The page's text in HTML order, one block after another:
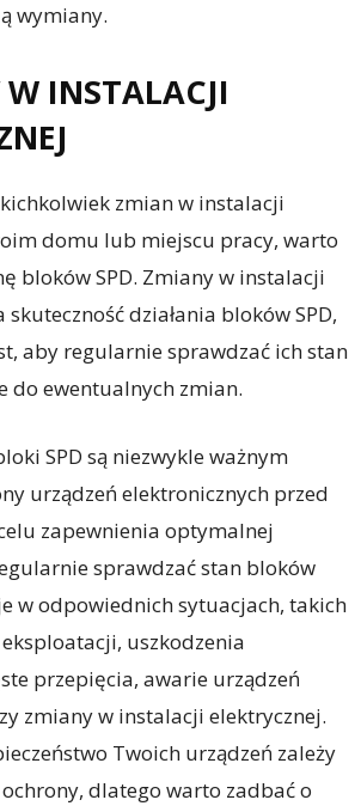
wymiany.
INSTALACJI
zmian w instalacji
domu lub miejscu pracy, warto
bloków SPD. Zmiany w instalacji
skuteczność działania bloków SPD,
aby regularnie sprawdzać ich stan
do ewentualnych zmian.
SPD są niezwykle ważnym
urządzeń elektronicznych przed
zapewnienia optymalnej
sprawdzać stan bloków
w odpowiednich sytuacjach, takich
uszkodzenia
przepięcia, awarie urządzeń
zmiany w instalacji elektrycznej.
Twoich urządzeń zależy
dlatego warto zadbać o